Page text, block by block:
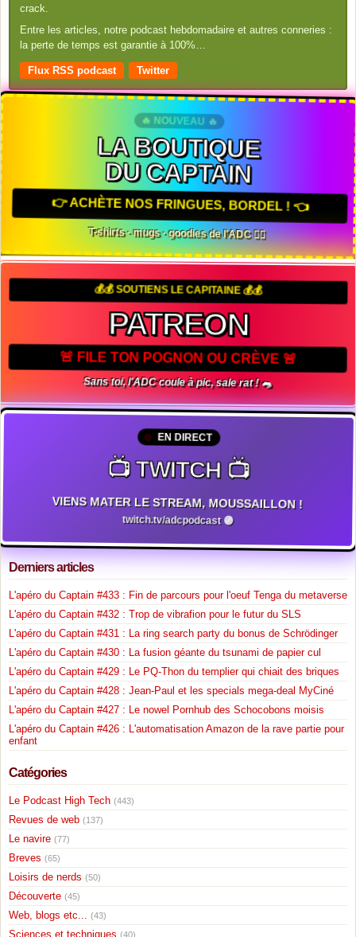
crack.
Entre les articles, notre podcast hebdomadaire et autres conneries :
la perte de temps est garantie à 100%…
Flux RSS podcast Twitter
🔥 NOUVEAU 🔥
LA BOUTIQUE
DU CAPTAIN
👉 ACHÈTE NOS FRINGUES, BORDEL ! 👈
T-shirts · mugs · goodies de l'ADC 🏴‍☠️
💰💰 SOUTIENS LE CAPITAINE 💰💰
PATREON
🚨 FILE TON POGNON OU CRÈVE 🚨
Sans toi, l'ADC coule à pic, sale rat ! 🐀
EN DIRECT
📺 TWITCH 📺
VIENS MATER LE STREAM, MOUSSAILLON !
twitch.tv/adcpodcast 🟣
Derniers articles
L'apéro du Captain #433 : Fin de parcours pour l'oeuf Tenga du metaverse
L'apéro du Captain #432 : Trop de vibrafion pour le futur du SLS
L'apéro du Captain #431 : La ring search party du bonus de Schrödinger
L'apéro du Captain #430 : La fusion géante du tsunami de papier cul
L'apéro du Captain #429 : Le PQ-Thon du templier qui chiait des briques
L'apéro du Captain #428 : Jean-Paul et les specials mega-deal MyCiné
L'apéro du Captain #427 : Le nowel Pornhub des Schocobons moisis
L'apéro du Captain #426 : L'automatisation Amazon de la rave partie pour
enfant
Catégories
Le Podcast High Tech (443)
Revues de web (137)
Le navire (77)
Breves (65)
Loisirs de nerds (50)
Découverte (45)
Web, blogs etc... (43)
Sciences et techniques (40)